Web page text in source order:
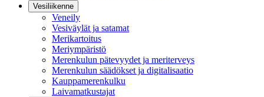
Vesiliikenne
Veneily
Vesiväylät ja satamat
Merikartoitus
Meriympäristö
Merenkulun pätevyydet ja meriterveys
Merenkulun säädökset ja digitalisaatio
Kauppamerenkulku
Laivamatkustajat